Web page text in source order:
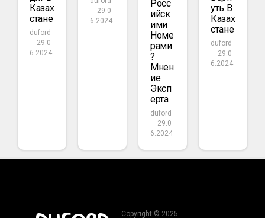
Казах
Стане
duford
29.0
6.2024
29.0
6.2024
Росс
Ийск
Ими
Номе
Рами
?
Мнен
Ие
Эксп
Ерта
duford
29.0
6.2024
Уть В
Казах
Стане
duford
29.0
6.2024
Copyright © 2025